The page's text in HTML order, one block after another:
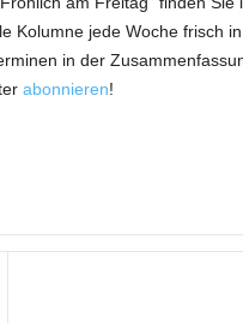
Kolumne jede Woche frisch
in der
abonnieren!